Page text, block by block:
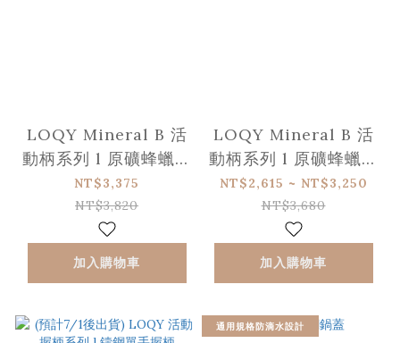
LOQY Mineral B 活
動柄系列 l 原礦蜂蠟深
煎鐵鍋 (需另選購握柄)
NT$3,375
NT$3,820
加入購物車
LOQY Mineral B 活
動柄系列 l 原礦蜂蠟平
底鐵鍋 (需另選購握柄)
NT$2,615 ~ NT$3,250
NT$3,680
加入購物車
通用規格防滴水設計